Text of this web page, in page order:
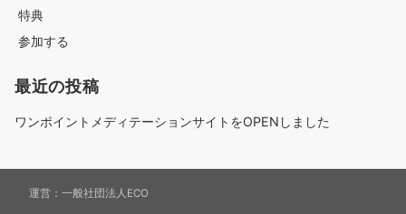
ー
シ
ョ
特典
参加する
最近の投稿
ワンポイントメディテーションサイトをOPENしました
運営： 一般社団法人ECO